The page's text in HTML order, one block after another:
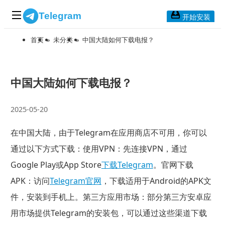
Telegram
应用下载
Telegram Mac版
Telegram安卓版
Telegram Web版
开始安装
首页 » 未分类 » 中国大陆如何下载电报？
中国大陆如何下载电报？
2025-05-20
在中国大陆，由于Telegram在应用商店不可用，你可以
通过以下方式下载：使用VPN：先连接VPN，通过
Google Play或App Store下载Telegram。官网下载
APK：访问Telegram官网 ，下载适用于Android的APK文
件，安装到手机上。第三方应用市场：部分第三方安卓应
用市场提供Telegram的安装包，可以通过这些渠道下载